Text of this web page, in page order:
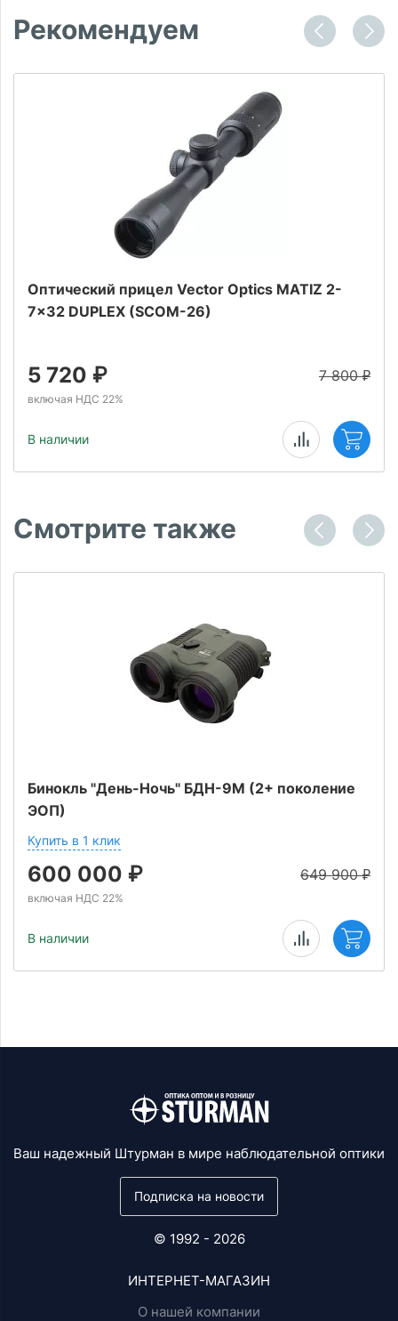
Рекомендуем
Оптический прицел Vector Optics MATIZ 2-
7x32 DUPLEX (SCOM-26)
7 800₽
5 720 ₽
включая НДС 22%
В наличии
Смотрите также
Бинокль "День-Ночь" БДН-9M (2+ поколение
ЭОП)
Купить в 1 клик
649 900₽
600 000 ₽
включая НДС 22%
В наличии
Ваш надежный Штурман в мире наблюдательной оптики
Подписка на новости
© 1992 - 2026
ИНТЕРНЕТ-МАГАЗИН
О нашей компании